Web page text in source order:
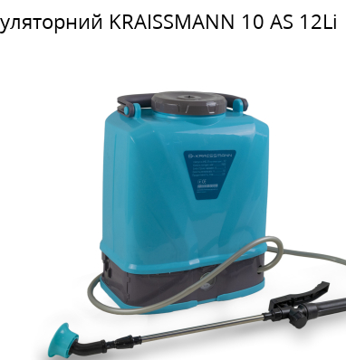
KRAISSMANN 10 AS 12Li